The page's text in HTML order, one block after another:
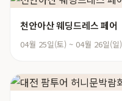
천안아산 웨딩드레스 페어
04월 25일(토) ~ 04월 26일(일)